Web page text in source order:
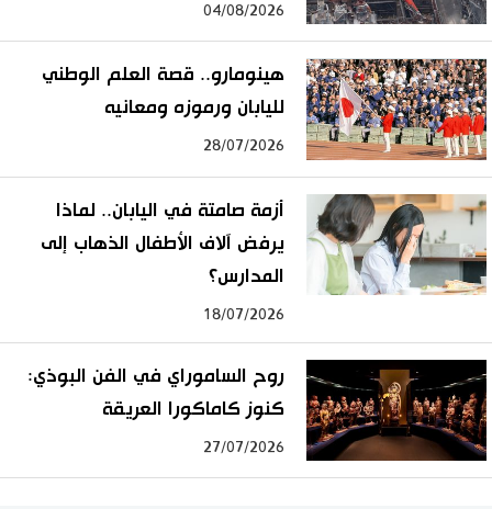
04/08/2026
هينومارو.. قصة العلم الوطني
لليابان ورموزه ومعانيه
28/07/2026
أزمة صامتة في اليابان.. لماذا
يرفض آلاف الأطفال الذهاب إلى
المدارس؟
18/07/2026
روح الساموراي في الفن البوذي:
كنوز كاماكورا العريقة
27/07/2026